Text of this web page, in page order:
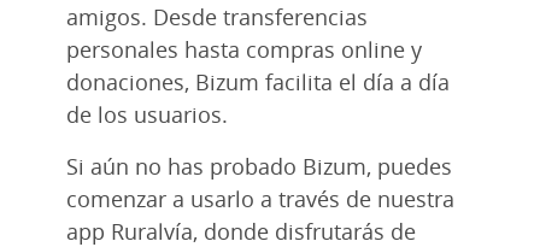
amigos. Desde transferencias
personales hasta compras online y
donaciones, Bizum facilita el día a día
de los usuarios.
Si aún no has probado Bizum, puedes
comenzar a usarlo a través de nuestra
app Ruralvía, donde disfrutarás de